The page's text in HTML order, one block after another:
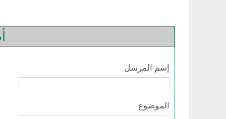
إسم المرسل
الموضوع